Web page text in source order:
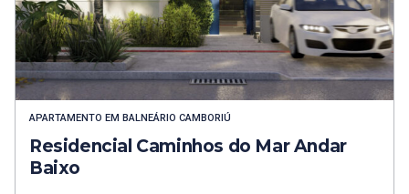
APARTAMENTO EM BALNEÁRIO CAMBORIÚ
Residencial Caminhos do Mar Andar
Baixo